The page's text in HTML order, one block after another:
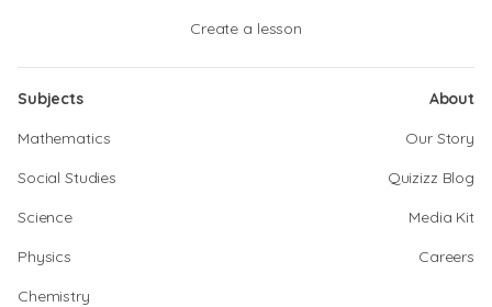
Create a lesson
Subjects
Mathematics
Social Studies
Science
Physics
Chemistry
About
Our Story
Quizizz Blog
Media Kit
Careers